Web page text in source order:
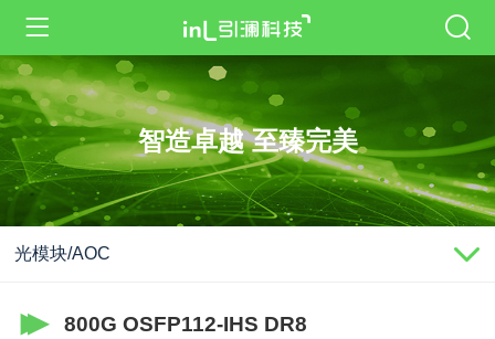
智造卓越 至臻完美
光模块/AOC
800G OSFP112-IHS DR8